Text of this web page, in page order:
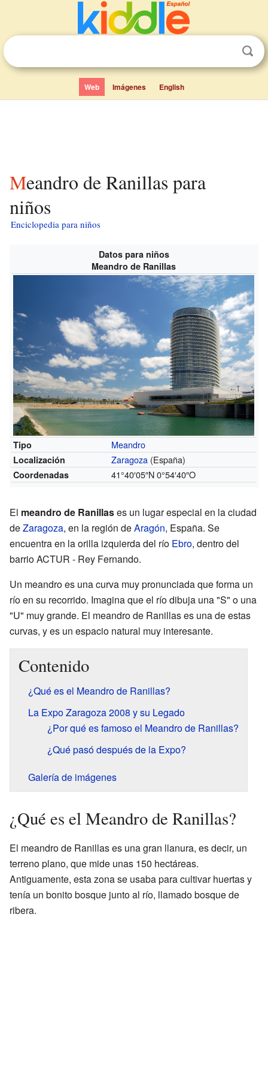
Web Imágenes English
Meandro de Ranillas para
niños
Enciclopedia para niños
Datos para niños
Meandro de Ranillas
Tipo Meandro
Localización Zaragoza (España)
Coordenadas 41°40′05″N0°54′40″O
El meandro de Ranillases un lugar especial en la ciudad
deZaragoza, en la región deAragón, España. Se
encuentra en la orilla izquierda del río Ebro, dentro del
barrio ACTUR - Rey Fernando.
Un meandro es una curva muy pronunciada que forma un
río en su recorrido. Imagina que el río dibuja una "S" o una
"U" muy grande. El meandro de Ranillas es una de estas
curvas, y es un espacio natural muy interesante.
Contenido
¿Qué es el Meandro de Ranillas?
La Expo Zaragoza 2008 y su Legado
¿Por qué es famoso el Meandro de Ranillas?
¿Qué pasó después de la Expo?
Galería de imágenes
¿Qué es el Meandro de Ranillas?
El meandro de Ranillas es una gran llanura, es decir, un
terreno plano, que mide unas 150 hectáreas.
Antiguamente, esta zona se usaba para cultivar huertas y
tenía un bonito bosque junto al río, llamado bosque de
ribera.